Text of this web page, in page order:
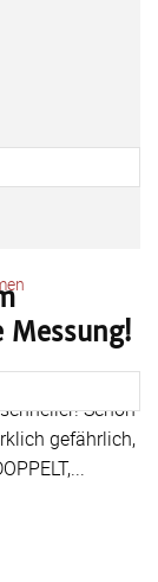
Schon
gefährlich,